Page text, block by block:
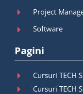
Project
Software
Pagini
Cursuri TECH
Cursuri TECH